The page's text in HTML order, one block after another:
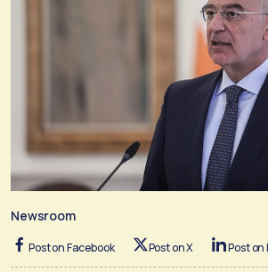
Newsroom
Post on Facebook Post on X Post on